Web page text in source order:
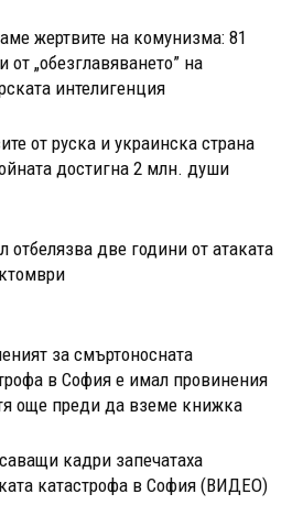
жертвите на комунизма: 81
от „обезглавяването” на
интелигенция
от руска и украинска страна
достигна 2 млн. души
отбелязва две години от атаката
за смъртоносната
в София е имал провинения
още преди да вземе книжка
кадри запечатаха
катастрофа в София (ВИДЕО)